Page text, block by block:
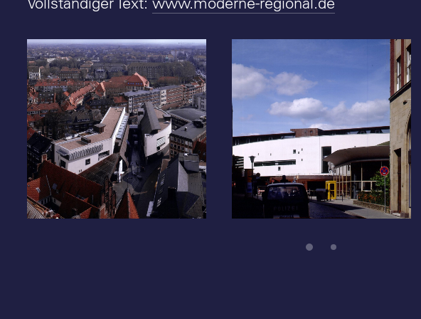
Stadtbücherei Münster,
Blick von St. Lamberti -
Foto: Christian Richters
Stadtbücherei Münster -
Foto: Christian Richters